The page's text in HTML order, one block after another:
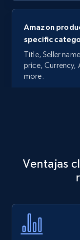
Amazon
specific
Title, Seller
price, Currency,
more.
specific
Title, Seller
Ventajas